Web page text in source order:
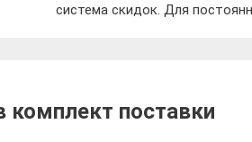
система скидок. Для
комплект поставки